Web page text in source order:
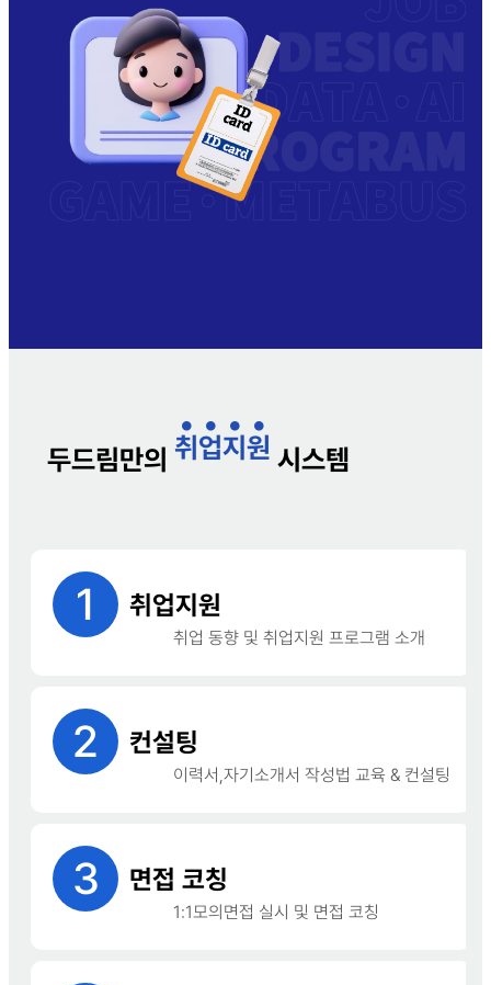
두드림만의 취 업지 원 시스템
1 취업지원
취업 동향 및 취업지원 프로그램 소개
2 컨설팅
이력서,자기소개서 작성법 교육 & 컨설팅
3 면접 코칭
1:1모의면접 실시 및 면접 코칭